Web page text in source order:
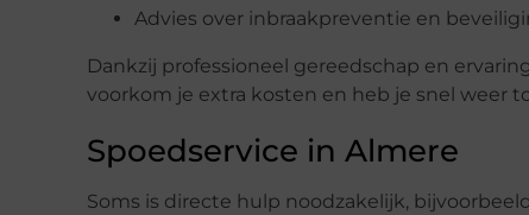
Advies over inbraakpreventie en
Dankzij professioneel gereedschap en
voorkom je extra kosten en heb je snel weer
Spoedservice in Almere
Soms is directe hulp noodzakelijk,